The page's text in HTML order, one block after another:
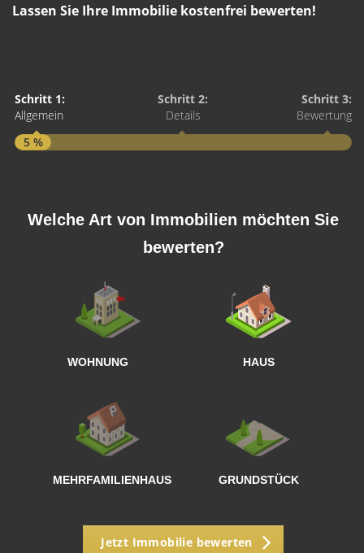
Lassen Sie Ihre Immobilie kostenfrei bewerten!
Schritt 1:
Allgemein
Schritt 2:
Details
Schritt 3:
Bewertung
5 %
Welche Art von Immobilien möchten Sie
bewerten?
WOHNUNG HAUS
MEHRFAMILIENHAUS GRUNDSTÜCK
Jetzt Immobilie bewerten